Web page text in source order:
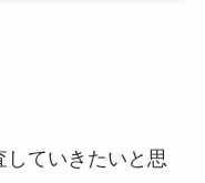
していきたいと思